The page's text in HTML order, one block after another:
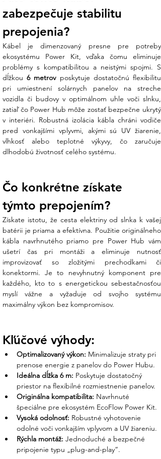
zabezpečuje stabilitu
prepojenia?
Kábel je dimenzovaný presne pre potreby
ekosystému Power Kit, vďaka čomu eliminuje
problémy s kompatibilitou a neistými spojmi. S
dĺžkou 6 metrov poskytuje dostatočnú flexibilitu
pri umiestnení solárnych panelov na streche
vozidla či budovy v optimálnom uhle voči slnku,
zatiaľ čo Power Hub môže zostať bezpečne ukrytý
v interiéri. Robustná izolácia kábla chráni vodiče
pred vonkajšími vplyvmi, akými sú UV žiarenie,
vlhkosť alebo teplotné výkyvy, čo zaručuje
dlhodobú životnosť celého systému.
Čo konkrétne získate
týmto prepojením?
Získate istotu, že cesta elektriny od slnka k vašej
batérii je priama a efektívna. Použitie originálneho
kábla navrhnutého priamo pre Power Hub vám
ušetrí čas pri montáži a eliminuje nutnosť
improvizovať so zložitými prechodkami či
konektormi. Je to nevyhnutný komponent pre
každého, kto to s energetickou sebestačnosťou
myslí vážne a vyžaduje od svojho systému
maximálny výkon bez kompromisov.
Kľúčové výhody:
Optimalizovaný výkon: Minimalizuje straty pri
prenose energie z panelov do Power Hubu.
Ideálna dĺžka 6 m: Poskytuje dostatočný
priestor na flexibilné rozmiestnenie panelov.
Originálna kompatibilita: Navrhnuté
špeciálne pre ekosystém EcoFlow Power Kit.
Vysoká odolnosť: Robustné vyhotovenie
odolné voči vonkajším vplyvom a UV žiareniu.
Rýchla montáž: Jednoduché a bezpečné
pripojenie typu „plug-and-play“.